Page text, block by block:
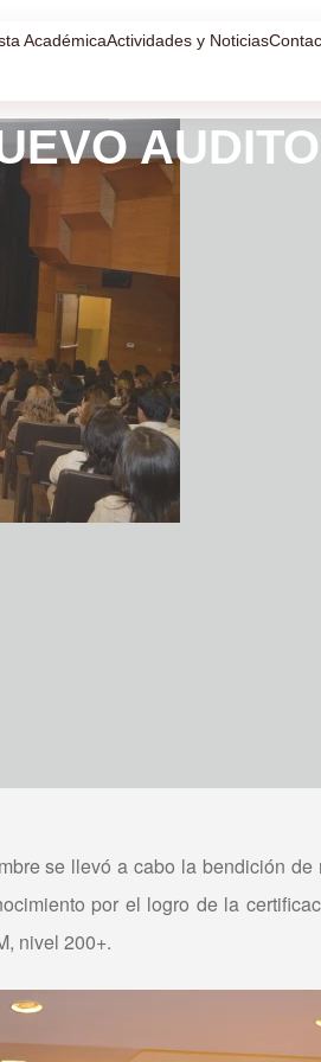
AcadémicaActividades y Noticias
se llevó a cabo la bendición
por el logro de la
nivel 200+.